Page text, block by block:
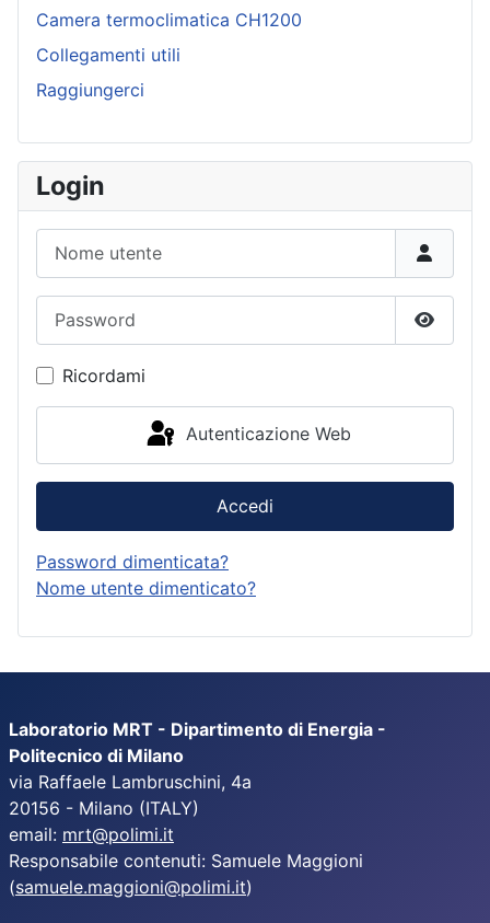
Camera termoclimatica CH1200
Collegamenti utili
Raggiungerci
Login
Mostra
Ricordami
Autenticazione Web
Accedi
Password dimenticata?
Nome utente dimenticato?
Laboratorio MRT - Dipartimento di Energia -
Politecnico di Milano
via Raffaele Lambruschini, 4a
20156 - Milano (ITALY)
email: mrt@polimi.it
Responsabile contenuti: Samuele Maggioni
(samuele.maggioni@polimi.it)